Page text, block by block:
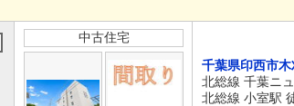
中古住宅
千葉県印西市木
北総線 千葉ニ
北総線 小室駅